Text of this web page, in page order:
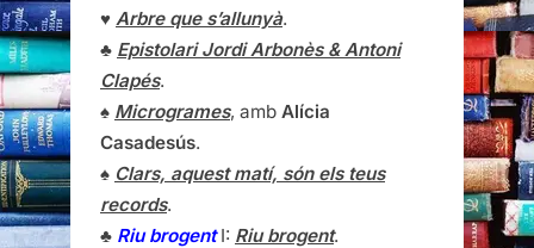
♥ Arbre que s’allunyà.
♣ Epistolari Jordi Arbonès & Antoni
Clapés.
♠ Microgrames, amb Alícia
Casadesús.
♠ Clars, aquest matí, són els teus
records.
♣ Riu brogentI: Riu brogent.